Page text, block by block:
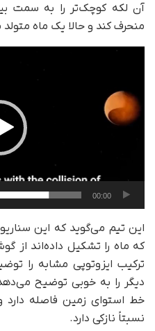
آن لکه کوچک‌تر را به سمت
منحرف کند و حالا یک ماه
00:00
این تیم می‌گوید که این
که ماه را تشکیل داده‌اند از
ترکیب ایزوتوپی مشابه را
دیگر را به خوبی توضیح
خط استوای زمین فاصله
نسبتاً نازکی دارد.